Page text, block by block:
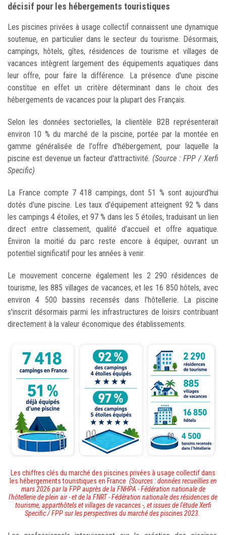
décisif pour les hébergements touristiques
Les piscines privées à usage collectif connaissent une dynamique
soutenue, en particulier dans le secteur du tourisme. Désormais,
campings, hôtels, gîtes, résidences de tourisme et villages de
vacances intègrent largement des équipements aquatiques dans
leur offre, pour faire la différence. La présence d'une piscine
constitue en effet un critère déterminant dans le choix des
hébergements de vacances pour la plupart des Français.
Selon les données sectorielles, la clientèle B2B représenterait
environ 10 % du marché de la piscine, portée par la montée en
gamme généralisée de l'offre d'hébergement, pour laquelle la
piscine est devenue un facteur d'attractivité. (Source : FPP / Xerfi
Specific)
La France compte 7 418 campings, dont 51 % sont aujourd'hui
dotés d'une piscine. Les taux d'équipement atteignent 92 % dans
les campings 4 étoiles, et 97 % dans les 5 étoiles, traduisant un lien
direct entre classement, qualité d'accueil et offre aquatique.
Environ la moitié du parc reste encore à équiper, ouvrant un
potentiel significatif pour les années à venir.
Le mouvement concerne également les 2 290 résidences de
tourisme, les 885 villages de vacances, et les 16 850 hôtels, avec
environ 4 500 bassins recensés dans l'hôtellerie. La piscine
s'inscrit désormais parmi les infrastructures de loisirs contribuant
directement à la valeur économique des établissements.
Les chiffres clés du marché des piscines privées à usage collectif dans
les hébergements touristiques en France (Sources : données recueillies en
mars 2026 par la FPP auprès de la FNHPA - Fédération nationale de
l'hôtellerie de plein air - et de la FNRT - Fédération nationale des résidences de
tourisme, apparthôtels et villages de vacances -, et issues de l'étude Xerfi
Specific / FPP sur les perspectives du marché des piscines 2023.